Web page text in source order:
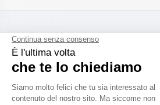
CATALOGARE
Scopri la
nuova guida AD 2026